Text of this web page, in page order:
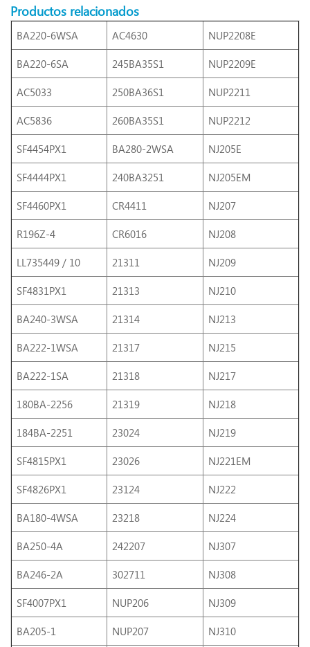
Productos relacionados
BA220-6WSA AC4630 NUP2208E
BA220-6SA 245BA35S1 NUP2209E
AC5033 250BA36S1 NUP2211
AC5836 260BA35S1 NUP2212
SF4454PX1 BA280-2WSA NJ205E
SF4444PX1 240BA3251 NJ205EM
SF4460PX1 CR4411 NJ207
R196Z-4 CR6016 NJ208
LL735449 / 10 21311 NJ209
SF4831PX1 21313 NJ210
BA240-3WSA 21314 NJ213
BA222-1WSA 21317 NJ215
BA222-1SA 21318 NJ217
180BA-2256 21319 NJ218
184BA-2251 23024 NJ219
SF4815PX1 23026 NJ221EM
SF4826PX1 23124 NJ222
BA180-4WSA 23218 NJ224
BA250-4A 242207 NJ307
BA246-2A 302711 NJ308
SF4007PX1 NUP206 NJ309
BA205-1 NUP207 NJ310